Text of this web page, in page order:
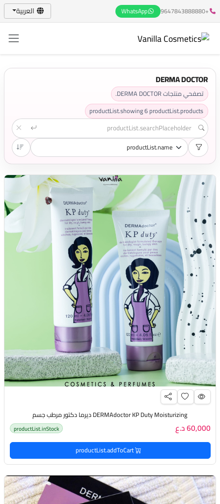
+9647843888880
WhatsApp العربية
DERMA DOCTOR
تصفحي منتجات DERMA DOCTOR.
productList.showing6productList.products
DERMAdoctor KP Duty Moisturizing ديرما دكتور مرطب جسم
60,000 د.ع productList.inStock
productList.addToCart